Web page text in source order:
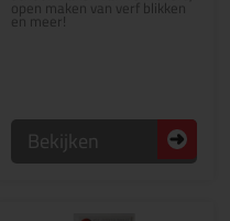
open maken van verf blikken
en meer!
Bekijken